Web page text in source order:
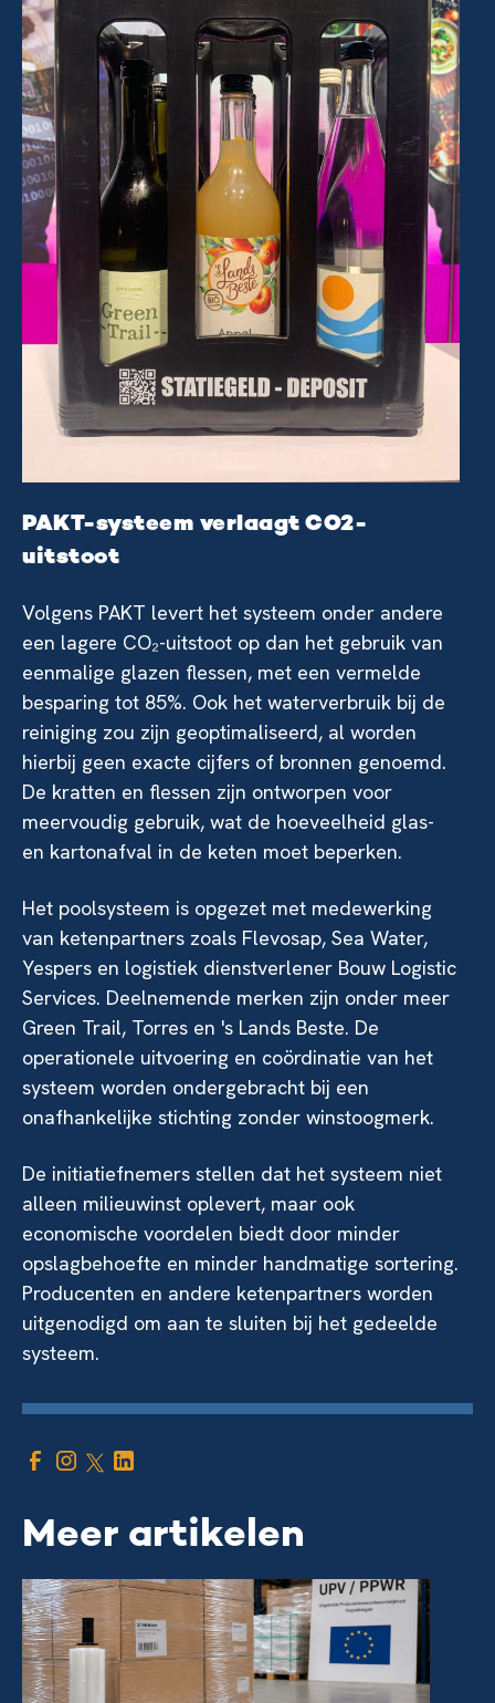
PAKT-systeem verlaagt CO2-
uitstoot
Volgens PAKT levert het systeem onder andere
een lagere CO₂-uitstoot op dan het gebruik van
eenmalige glazen flessen, met een vermelde
besparing tot 85%. Ook het waterverbruik bij de
reiniging zou zijn geoptimaliseerd, al worden
hierbij geen exacte cijfers of bronnen genoemd.
De kratten en flessen zijn ontworpen voor
meervoudig gebruik, wat de hoeveelheid glas-
en kartonafval in de keten moet beperken.
Het poolsysteem is opgezet met medewerking
van ketenpartners zoals Flevosap, Sea Water,
Yespers en logistiek dienstverlener Bouw Logistic
Services. Deelnemende merken zijn onder meer
Green Trail, Torres en 's Lands Beste. De
operationele uitvoering en coördinatie van het
systeem worden ondergebracht bij een
onafhankelijke stichting zonder winstoogmerk.
De initiatiefnemers stellen dat het systeem niet
alleen milieuwinst oplevert, maar ook
economische voordelen biedt door minder
opslagbehoefte en minder handmatige sortering.
Producenten en andere ketenpartners worden
uitgenodigd om aan te sluiten bij het gedeelde
systeem.
Meer artikelen